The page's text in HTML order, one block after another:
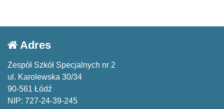
Adres
Zespół Szkół Specjalnych nr 2
ul. Karolewska 30/34
90-561 Łódź
NIP: 727-24-39-245